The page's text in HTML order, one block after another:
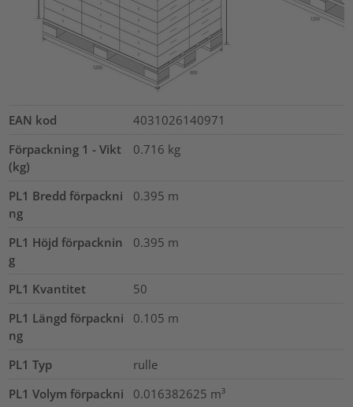
EAN kod
4031026140971
Förpackning 1 - Vikt
(kg)
0.716 kg
PL1 Bredd förpackni
ng
0.395 m
PL1 Höjd förpacknin
g
0.395 m
PL1 Kvantitet
50
PL1 Längd förpackni
ng
0.105 m
PL1 Typ
rulle
PL1 Volym förpackni
0.016382625 m³